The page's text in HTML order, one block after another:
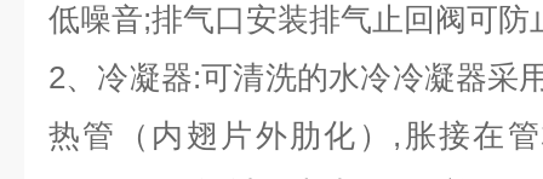
低噪音;排气口安装排气止回阀可防
2、冷凝器:可清洗的水冷冷凝器采
热管（内翅片外肋化）,胀接在